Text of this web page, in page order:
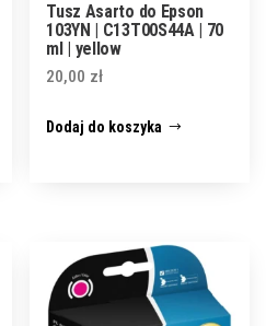
Tusz Asarto do Epson
103YN | C13T00S44A | 70
ml | yellow
20,00 zł
Dodaj do koszyka